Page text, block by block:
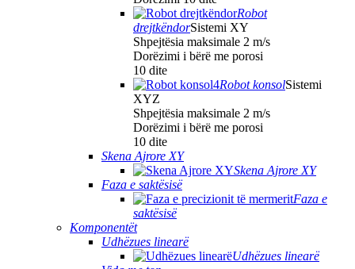
Robot
drejtkëndorSistemi XY
Shpejtësia maksimale 2 m/s
Dorëzimi i bërë me porosi
10 dite
Robot konsolSistemi
XYZ
Shpejtësia maksimale 2 m/s
Dorëzimi i bërë me porosi
10 dite
Skena Ajrore XY
Skena Ajrore XY
Faza e saktësisë
Faza e
saktësisë
Komponentët
Udhëzues linearë
Udhëzues linearë